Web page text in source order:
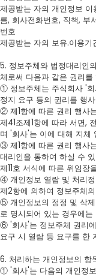
제공받는 자의 개인정보 이
름, 회사전화번호, 직책, 부
번호
제공받는 자의 보유.이용기
5. 정보주체와 법정대리인
체로써 다음과 같은 권리
① 정보주체는 주식회사 '회
정지 요구 등의 권리를 행
② 제1항에 따른 권리 행사
제41조제1항에 따라 서면,
며 '회사'는 이에 대해 지체
③ 제1항에 따른 권리 행사
대리인을 통하여 하실 수
제11호 서식에 따른 위임장
④ 개인정보 열람 및 처리
제2항에 의하여 정보주체
⑤ 개인정보의 정정 및 삭
로 명시되어 있는 경우에
⑥ '회사'는 정보주체 권리
요구 시 열람 등 요구를 한
6. 처리하는 개인정보의 항
① '회사'는 다음의 개인정